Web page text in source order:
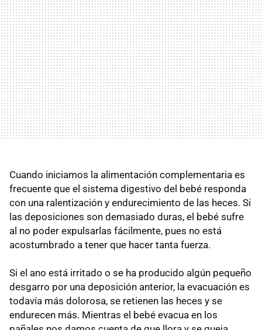
Cuando iniciamos la alimentación complementaria es
frecuente que el sistema digestivo del bebé responda
con una ralentización y endurecimiento de las heces. Si
las deposiciones son demasiado duras, el bebé sufre
al no poder expulsarlas fácilmente, pues no está
acostumbrado a tener que hacer tanta fuerza.
Si el ano está irritado o se ha producido algún pequeño
desgarro por una deposición anterior, la evacuación es
todavía más dolorosa, se retienen las heces y se
endurecen más. Mientras el bebé evacua en los